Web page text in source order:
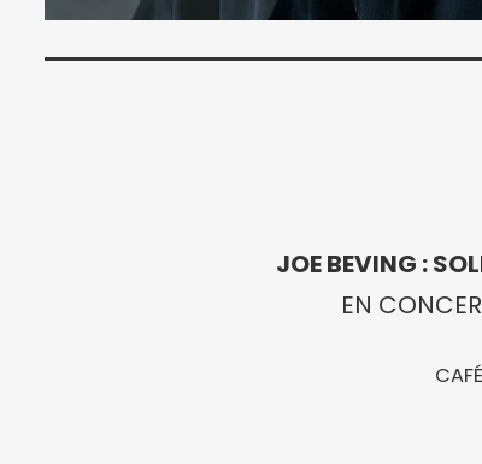
JOE BEVING :
EN